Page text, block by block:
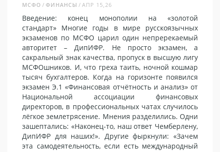
АПР 15,26
МСФО ФИНАНСЫ
Введение: конец монополии на «золотой
стандарт» Многие годы в мире русскоязычных
экзаменов по МСФО царил один непререкаемый
авторитет – ДипИФР. Не просто экзамен, а
сакральный знак качества, пропуск в высшую лигу
МСФОшников. И, что греха таить, ночной кошмар
тысяч бухгалтеров. Когда на горизонте появился
экзамен Э.1 «Финансовая отчётность и анализ» от
Национальной ассоциации финансовых
директоров, в профессиональных чатах случилось
лёгкое землетрясение. Мнения разделились. Одни
зашептались: «Наконец-то, наш ответ Чемберлену,
ДипИФР для наших!». Другие фыркнули: «Зачем
эта самодеятельность, если есть международный